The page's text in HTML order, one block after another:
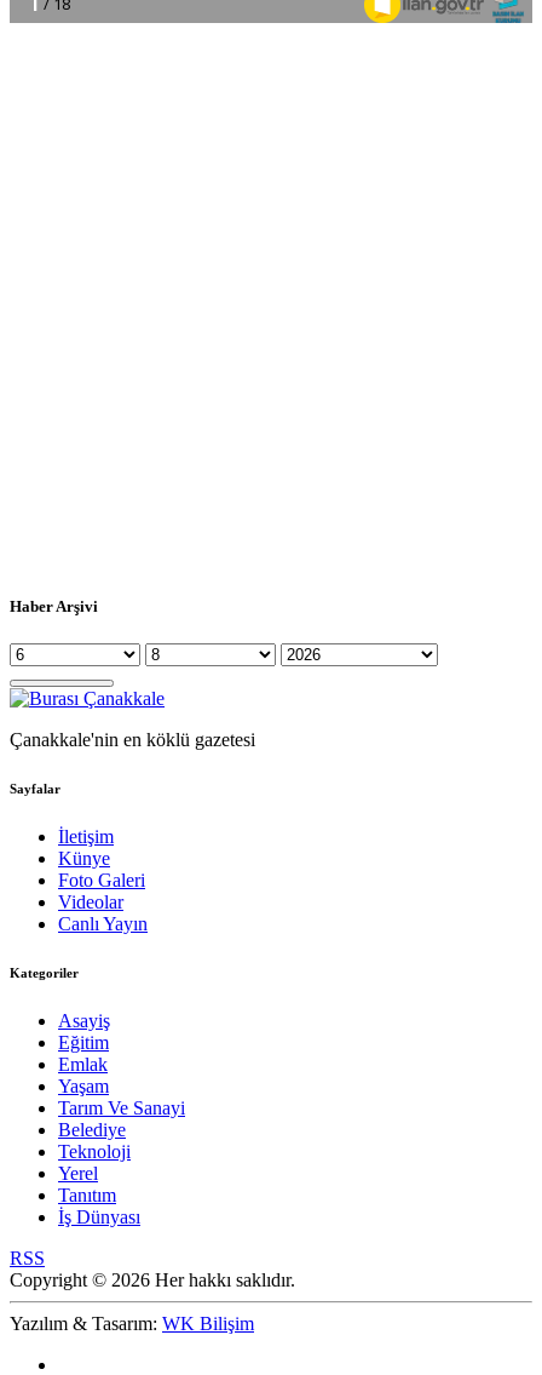
Haber Arşivi
Çanakkale'nin en köklü gazetesi
Sayfalar
İletişim
Künye
Foto Galeri
Videolar
Canlı Yayın
Kategoriler
Asayiş
Eğitim
Emlak
Yaşam
Tarım Ve Sanayi
Belediye
Teknoloji
Yerel
Tanıtım
İş Dünyası
RSS
Copyright © 2026 Her hakkı saklıdır.
Yazılım & Tasarım: WK Bilişim